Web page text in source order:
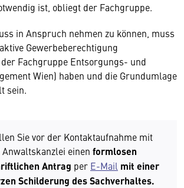
ist, obliegt der Fachgruppe.
in Anspruch nehmen zu können, muss
Gewerbeberechtigung
Fachgruppe Entsorgungs- und
Wien) haben und die Grundumlage
sein.
Sie vor der Kontaktaufnahme mit
Anwaltskanzlei einen formlosen
Antrag per E-Mail mit einer
Schilderung des Sachverhaltes.